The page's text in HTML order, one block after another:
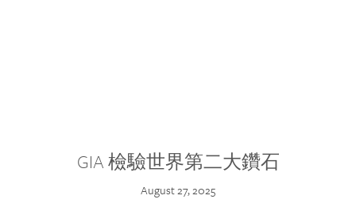
GIA 檢驗世界第二大鑽石
August 27, 2025